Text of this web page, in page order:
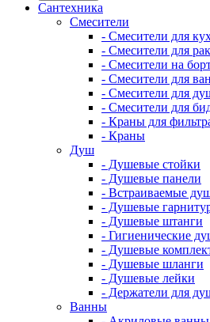
Сантехника
Смесители
- Смесители для
- Смесители для
- Смесители на
- Смесители для
- Смесители для
- Смесители для
- Краны для
- Краны
Душ
- Душевые стойки
- Душевые панели
- Встраиваемые
- Душевые
- Душевые штанги
- Гигиенические
- Душевые
- Душевые шланги
- Душевые лейки
- Держатели для
Ванны